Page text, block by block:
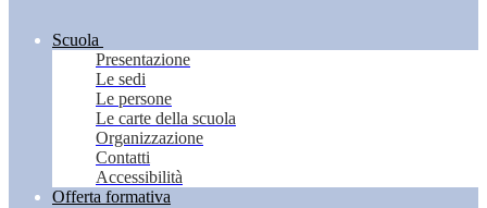
Scuola
Presentazione
Le sedi
Le persone
Le carte della scuola
Organizzazione
Contatti
Accessibilità
Offerta formativa